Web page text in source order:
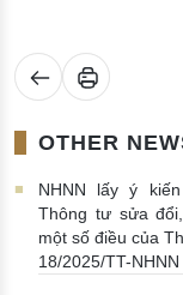
OTHER
NHNN lấy ý
Thông tư sửa
một số điều của
18/2025/TT-NHNN